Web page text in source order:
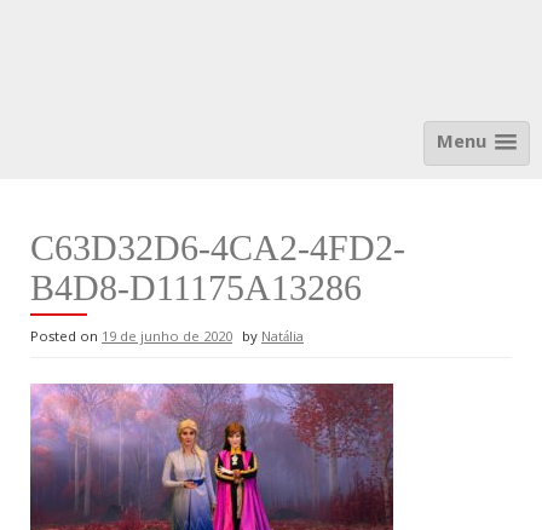
Menu
C63D32D6-4CA2-4FD2-
B4D8-D11175A13286
Posted on 19 de junho de 2020 byNatália